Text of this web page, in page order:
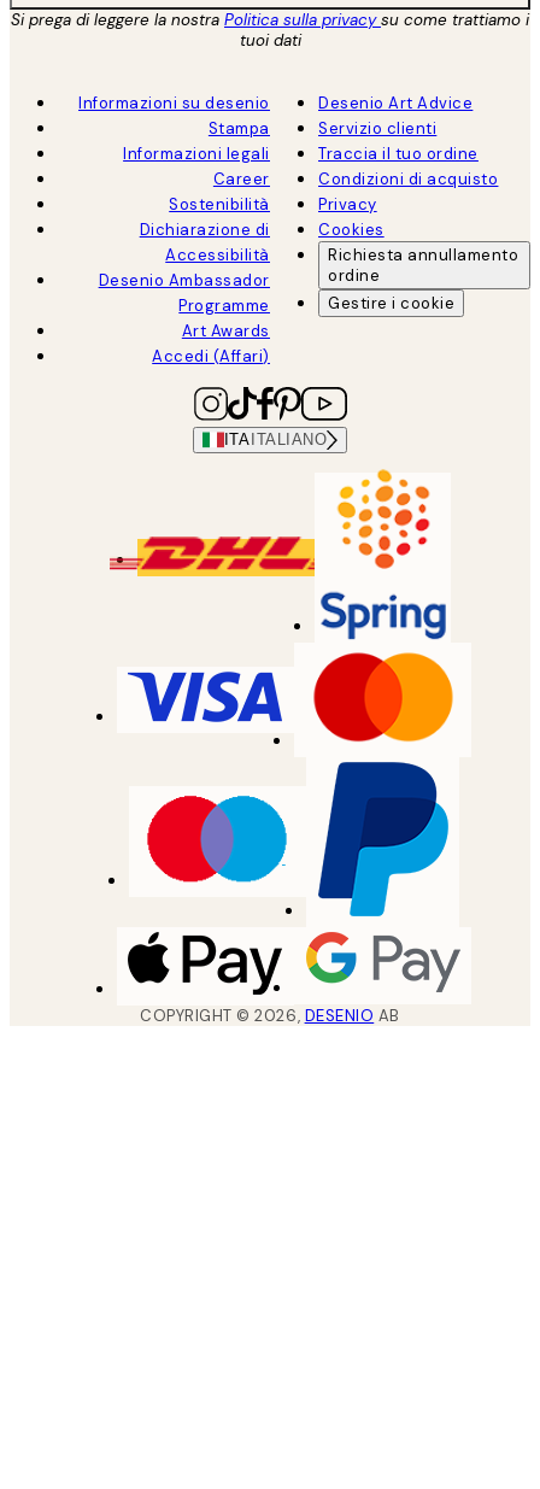
Si prega di leggere la nostra Politica sulla privacysu come trattiamo i
tuoi dati
Informazioni su desenio
Stampa
Informazioni legali
Career
Sostenibilità
Dichiarazione di
Accessibilità
Desenio Ambassador
Programme
Art Awards
Accedi (Affari)
Desenio Art Advice
Servizio clienti
Traccia il tuo ordine
Condizioni di acquisto
Privacy
Cookies
Richiesta annullamento
ordine
Gestire i cookie
ITA ITALIANO
COPYRIGHT ©2026, DESENIO AB